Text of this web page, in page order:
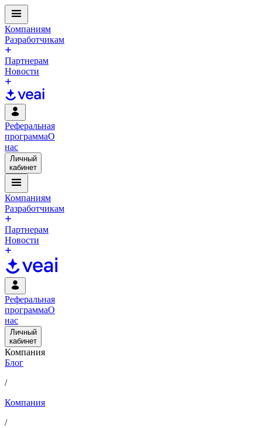
Компаниям
Разработчикам
Партнерам
Новости
Реферальная
программаО
нас
Личный
кабинет
Компаниям
Разработчикам
Партнерам
Новости
Реферальная
программаО
нас
Личный
кабинет
Компания
Блог
/
Компания
/